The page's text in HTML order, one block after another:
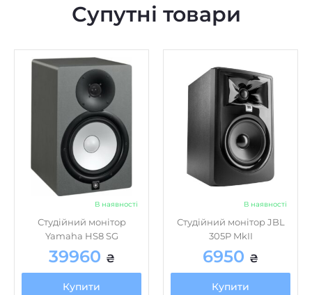
В наявності
Студійний монітор
Yamaha HS8 SG
39960₴
Купити
В наявності
Студійний монітор JBL
305P MkII
6950₴
Купити